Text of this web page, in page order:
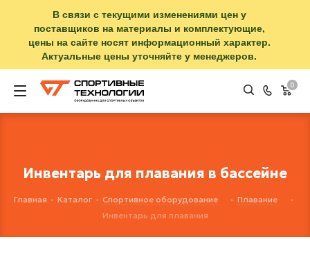
В связи с текущими изменениями цен у
поставщиков на материалы и комплектующие,
цены на сайте носят информационный характер.
Актуальные цены уточняйте у менеджеров.
0
Инвентарь для плавания в бассейне
Главная - Каталог - Спортивное оборудование - Плавание
-
Инвентарь для плавания